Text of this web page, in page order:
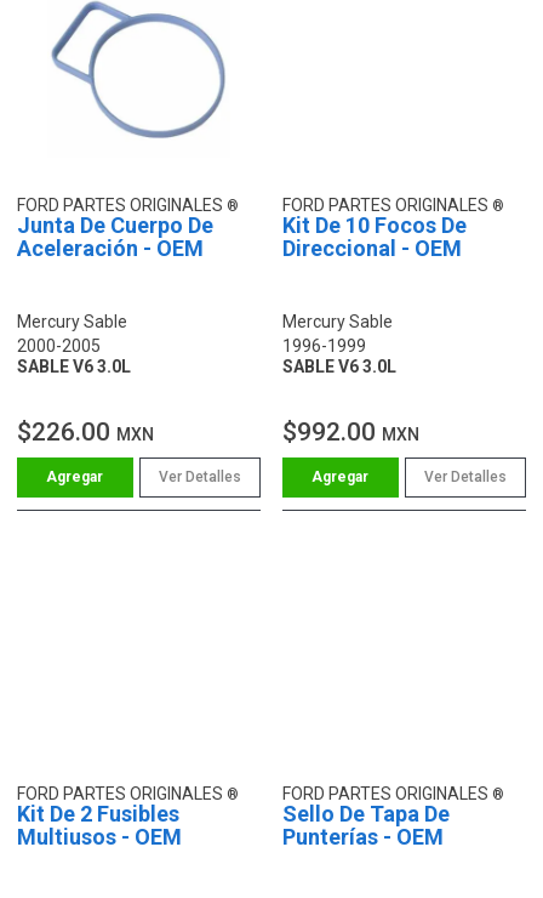
FORD PARTES ORIGINALES
Junta De Cuerpo De
Aceleración - OEM
Mercury Sable
2000-2005
SABLE V6 3.0L
$226.00 MXN
Ver Detalles
FORD PARTES ORIGINALES
Kit De 10 Focos De
Direccional - OEM
Mercury Sable
1996-1999
SABLE V6 3.0L
$992.00 MXN
Ver Detalles
FORD PARTES ORIGINALES
Kit De 2 Fusibles
Multiusos - OEM
FORD PARTES ORIGINALES
Sello De Tapa De
Punterías - OEM